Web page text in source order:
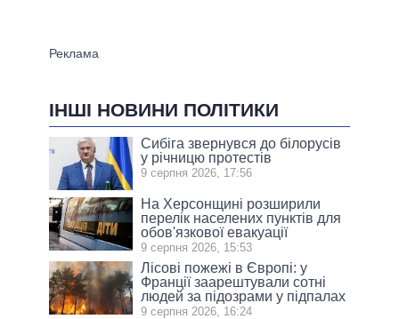
ІНШІ НОВИНИ ПОЛІТИКИ
Сибіга звернувся до білорусів
у річницю протестів
9 серпня 2026, 17:56
На Херсонщині розширили
перелік населених пунктів для
обов'язкової евакуації
9 серпня 2026, 15:53
Лісові пожежі в Європі: у
Франції заарештували сотні
людей за підозрами у підпалах
9 серпня 2026, 16:24